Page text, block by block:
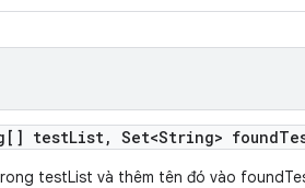
testList, Set<String> found
testList và thêm tên đó vào